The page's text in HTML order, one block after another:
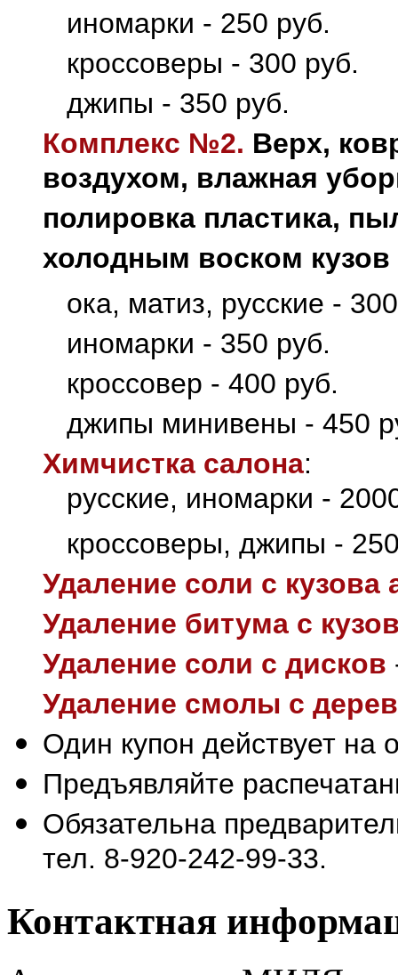
иномарки - 250 руб.
кроссоверы - 300 руб.
джипы - 350 руб.
Комплекс №2. Верх,
воздухом, влажная
полировка пластика,
холодным воском
ока, матиз, русские -
иномарки - 350 руб.
кроссовер - 400 руб.
джипы минивены - 450
Химчистка салона:
русские, иномарки -
кроссоверы, джипы -
Удаление соли с кузова
Удаление битума с
Удаление соли с дисков
Удаление смолы с
Один купон действует на
Предъявляйте
Обязательна
тел. 8-920-242-99-33.
Контактная